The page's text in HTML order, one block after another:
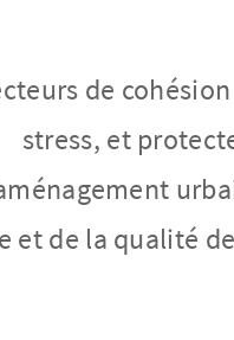
de
stress, et
et de la qualité